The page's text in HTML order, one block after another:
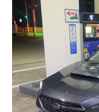
аписаться
олитика конфиденциальности
оговор оферты
ИП С
олодовников А.Г.
ИНН 253708010143
ОГРН 323253600044540